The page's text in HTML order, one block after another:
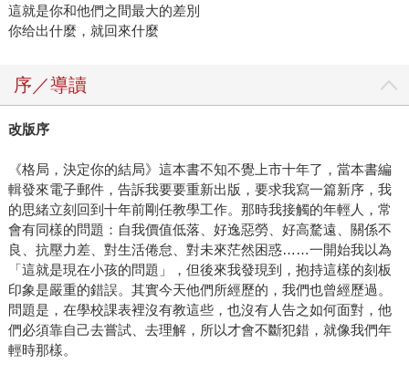
這就是你和他們之間最大的差別
你给出什麼，就回來什麼
序／導讀
改版序
《格局，決定你的結局》這本書不知不覺上市十年了，當本書編
輯發來電子郵件，告訴我要要重新出版，要求我寫一篇新序，我
的思緒立刻回到十年前剛任教學工作。那時我接觸的年輕人，常
會有同樣的問題：自我價值低落、好逸惡勞、好高騖遠、關係不
良、抗壓力差、對生活倦怠、對未來茫然困惑……一開始我以為
「這就是現在小孩的問題」，但後來我發現到，抱持這樣的刻板
印象是嚴重的錯誤。其實今天他們所經歷的，我們也曾經歷過。
問題是，在學校課表裡沒有教這些，也沒有人告之如何面對，他
們必須靠自己去嘗試、去理解，所以才會不斷犯錯，就像我們年
輕時那樣。